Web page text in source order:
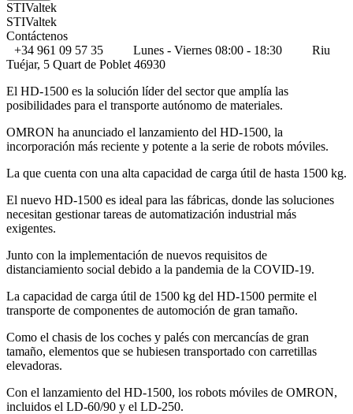
STIValtek
STIValtek
Contáctenos
+34 961 09 57 35
Lunes - Viernes 08:00 - 18:30
Riu
Tuéjar, 5 Quart de Poblet 46930
El HD-1500 es la solución líder del sector que amplía las
posibilidades para el transporte autónomo de materiales.
OMRON ha anunciado el lanzamiento del HD-1500, la
incorporación más reciente y potente a la serie de robots móviles.
La que cuenta con una alta capacidad de carga útil de hasta 1500 kg.
El nuevo HD-1500 es ideal para las fábricas, donde las soluciones
necesitan gestionar tareas de automatización industrial más
exigentes.
Junto con la implementación de nuevos requisitos de
distanciamiento social debido a la pandemia de la COVID-19.
La capacidad de carga útil de 1500 kg del HD-1500 permite el
transporte de componentes de automoción de gran tamaño.
Como el chasis de los coches y palés con mercancías de gran
tamaño, elementos que se hubiesen transportado con carretillas
elevadoras.
Con el lanzamiento del HD-1500, los robots móviles de OMRON,
incluidos el LD-60/90 y el LD-250.